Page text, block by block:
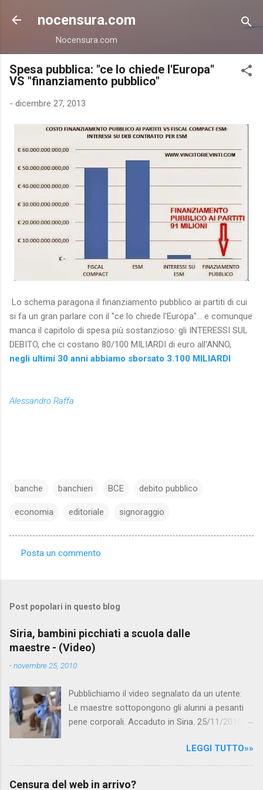
Passa ai contenuti principali
nocensura.com
Nocensura.com
Spesa pubblica: "ce lo chiede l'Europa"
VS "finanziamento pubblico"
- dicembre 27, 2013
Lo schema paragona il finanziamento pubblico ai partiti di cui
si fa un gran parlare con il "ce lo chiede l'Europa"... e comunque
manca il capitolo di spesa più sostanzioso: gli INTERESSI SUL
DEBITO, che ci costano 80/100 MILIARDI di euro all'ANNO,
negli ultimi 30 anni abbiamo sborsato 3.100 MILIARDI
Alessandro Raffa
banche banchieri BCE debito pubblico
economia editoriale signoraggio
e
n
t
Posta un commento
Post popolari in questo blog
Siria, bambini picchiati a scuola dalle
maestre - (Video)
-novembre 25, 2010
Pubblichiamo il video segnalato da un utente:
Le maestre sottopongono gli alunni a pesanti
pene corporali. Accaduto in Siria. 25/11/2010
Canale 5 "Forum" si è interessato al caso,
interpellando prontamente l'ambasciata siriana,
per fare luce sulla vicenda: è emerso che il
LEGGI TUTTO»»
Censura del web in arrivo?